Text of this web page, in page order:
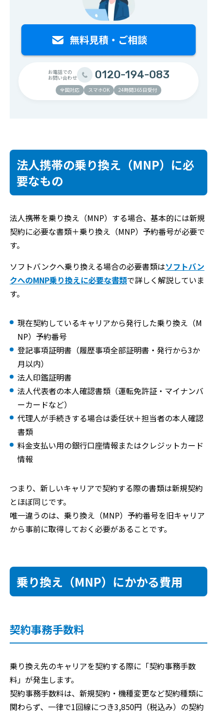
お電話での
お問い合わせ
0120-194-083
全国対応 スマホOK 24時間365日受付
法人携帯の乗り換え（MNP）に必
要なもの
法人携帯を乗り換え（MNP）する場合、基本的には新規
契約に必要な書類＋乗り換え（MNP）予約番号が必要で
す。
ソフトバンクへ乗り換える場合の必要書類はソフトバン
クへのMNP乗り換えに必要な書類で詳しく解説していま
す。
現在契約しているキャリアから発行した乗り換え（M
NP）予約番号
登記事項証明書（履歴事項全部証明書・発行から3か
月以内）
法人印鑑証明書
法人代表者の本人確認書類（運転免許証・マイナンバ
ーカードなど）
代理人が手続きする場合は委任状＋担当者の本人確認
書類
料金支払い用の銀行口座情報またはクレジットカード
情報
つまり、新しいキャリアで契約する際の書類は新規契約
とほぼ同じです。
唯一違うのは、乗り換え（MNP）予約番号を旧キャリア
から事前に取得しておく必要があることです。
乗り換え（MNP）にかかる費用
契約事務手数料
乗り換え先のキャリアを契約する際に「契約事務手数
料」が発生します。
契約事務手数料は、新規契約・機種変更など契約種類に
関わらず、一律で1回線につき3,850円（税込み）の契約